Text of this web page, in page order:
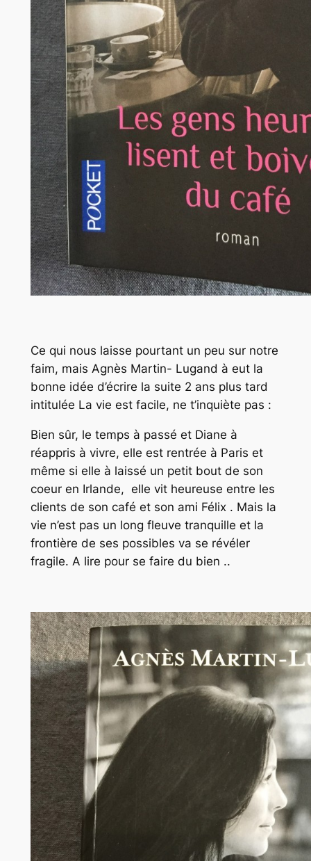
Ce qui nous laisse pourtant un peu sur notre
faim, mais Agnès Martin- Lugand à eut la
bonne idée d’écrire la suite 2 ans plus tard
intitulée La vie est facile, ne t’inquiète pas :
Bien sûr, le temps à passé et Diane à
réappris à vivre, elle est rentrée à Paris et
même si elle à laissé un petit bout de son
coeur en Irlande, elle vit heureuse entre les
clients de son café et son ami Félix . Mais la
vie n’est pas un long fleuve tranquille et la
frontière de ses possibles va se révéler
fragile. A lire pour se faire du bien ..